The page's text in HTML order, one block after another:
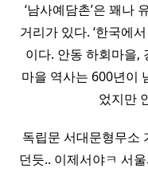
‘남사예담촌’은 꽤나
거리가 있다. ‘한국에
이다. 안동 하회마을,
마을 역사는 600년이
었지만
독립문 서대문형무소
던듯.. 이제서야ㅋ 서